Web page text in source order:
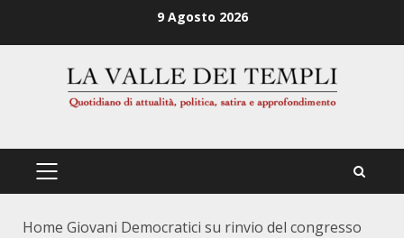
9 Agosto 2026
PRIMÄRES
Home Giovani Democratici su rinvio del congresso